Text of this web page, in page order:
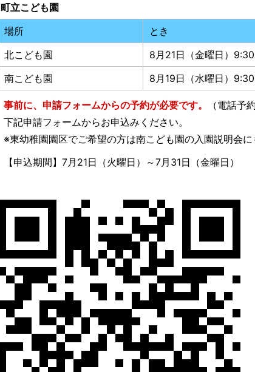
町立こども園
場所
とき
北こども園
8月21日（金曜日）9:30
南こども園
8月19日（水曜日）9:30
事前に、申請フォームからの予約が必要です。
（電話予
下記申請フォームからお申込みください。
※東幼稚園園区でご希望の方は南こども園の入園説明会
【申込期間】7月21日（火曜日）～7月31日（金曜日）